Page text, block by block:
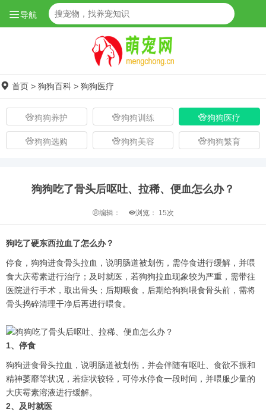
导航
首页 > 狗狗百科 > 狗狗医疗
狗狗养护 狗狗训练 狗狗医疗
狗狗选购 狗狗美容 狗狗繁育
狗狗吃了骨头后呕吐、拉稀、便血怎么办？
编辑： 浏览： 15次
狗吃了硬东西拉血了怎么办？
停食，狗狗进食骨头拉血，说明肠道被划伤，需停食进行缓解，并喂
食大庆霉素进行治疗；及时就医，若狗狗拉血现象较为严重，需带往
医院进行手术，取出骨头；后期喂食，后期给狗狗喂食骨头前，需将
骨头捣碎清理干净后再进行喂食。
1、停食
狗狗进食骨头拉血，说明肠道被划伤，并会伴随有呕吐、食欲不振和
精神萎靡等状况，若症状较轻，可停水停食一段时间，并喂服少量的
大庆霉素溶液进行缓解。
2、及时就医